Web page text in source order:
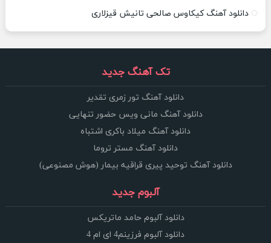
دانلود آهنگ کیکاوس صالحی تانیش قیزلاری
تک آهنگ جدید
دانلود آهنگ تور زمری تقدیر
دانلود آهنگ مانی ویس حضور تنهایی
دانلود آهنگ میلاد باکری اشتباه
دانلود آهنگ مستر تروما
دانلود آهنگ توحید پیری قراقیه بیمار (هوش مصنوعی)
آلبوم جدید
دانلود آلبوم حامد ماتریکس
دانلود آلبوم فرزینم4 ای ام 4